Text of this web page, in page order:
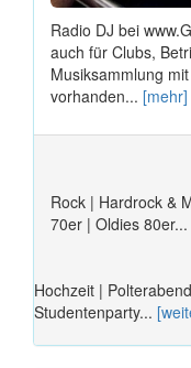
Radio DJ bei
auch für Clubs,
Musiksammlung
vorhanden... [mehr]
Rock | Hardrock &
70er | Oldies 80er...
Hochzeit |
Studentenparty...